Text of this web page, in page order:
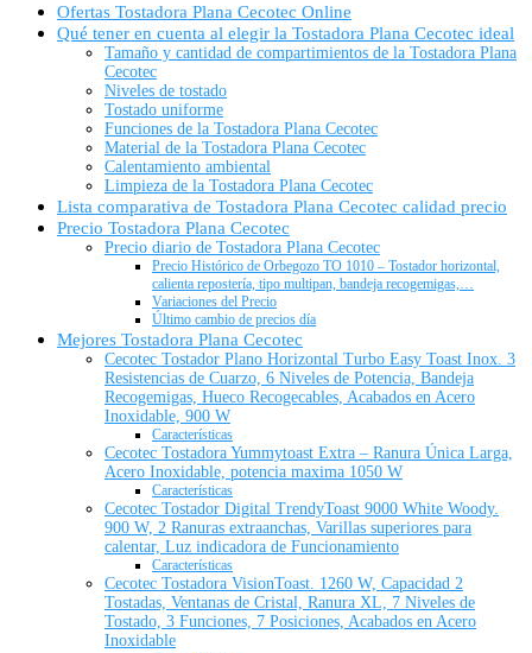
Ofertas Tostadora Plana Cecotec Online
Qué tener en cuenta al elegir la Tostadora Plana Cecotec ideal
Tamaño y cantidad de compartimientos de la Tostadora Plana
Cecotec
Niveles de tostado
Tostado uniforme
Funciones de la Tostadora Plana Cecotec
Material de la Tostadora Plana Cecotec
Calentamiento ambiental
Limpieza de la Tostadora Plana Cecotec
Lista comparativa de Tostadora Plana Cecotec calidad precio
Precio Tostadora Plana Cecotec
Precio diario de Tostadora Plana Cecotec
Precio Histórico de Orbegozo TO 1010 – Tostador horizontal,
calienta repostería, tipo multipan, bandeja recogemigas,…
Variaciones del Precio
Último cambio de precios día
Mejores Tostadora Plana Cecotec
Cecotec Tostador Plano Horizontal Turbo Easy Toast Inox. 3
Resistencias de Cuarzo, 6 Niveles de Potencia, Bandeja
Recogemigas, Hueco Recogecables, Acabados en Acero
Inoxidable, 900 W
Características
Cecotec Tostadora Yummytoast Extra – Ranura Única Larga,
Acero Inoxidable, potencia maxima 1050 W
Características
Cecotec Tostador Digital TrendyToast 9000 White Woody.
900 W, 2 Ranuras extraanchas, Varillas superiores para
calentar, Luz indicadora de Funcionamiento
Características
Cecotec Tostadora VisionToast. 1260 W, Capacidad 2
Tostadas, Ventanas de Cristal, Ranura XL, 7 Niveles de
Tostado, 3 Funciones, 7 Posiciones, Acabados en Acero
Inoxidable